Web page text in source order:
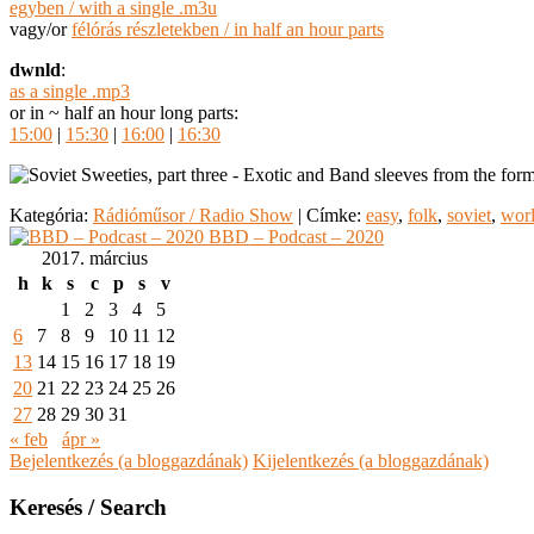
egyben / with a single .m3u
vagy/orfélórás részletekben / in half an hour parts
dwnld:
as a single .mp3
or in ~ half an hour long parts:
15:00 | 15:30 | 16:00 | 16:30
Kategória: Rádióműsor / Radio Show | Címke: easy, folk, soviet,
BBD – Podcast – 2020
2017. március
h
k s c p s
v
1
2 3 4
5
6
7 8 9 10 11 12
13 14 15 16 17 18 19
20 21 22 23 24 25 26
27 28 29 30 31
« feb
ápr »
Bejelentkezés (a bloggazdának) Kijelentkezés (a bloggazdának)
Keresés / Search